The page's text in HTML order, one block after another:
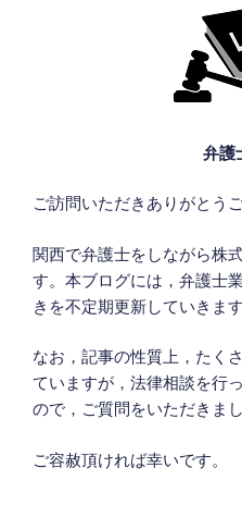
弁護
ご訪問いただきありがとう
関西で弁護士をしながら株
す。本ブログには，弁護士
きを不定期更新していきます
なお，記事の性質上，たく
ていますが，法律相談を行
ので，ご質問をいただきま
ご容赦頂ければ幸いです。